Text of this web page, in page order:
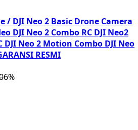
/ DJI Neo 2 Basic Drone Camera
DJI Neo 2 Combo RC DJI Neo2
DJI Neo 2 Motion Combo DJI Neo
RESMI
6%